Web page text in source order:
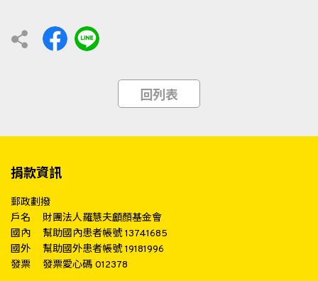
回列表
捐款資訊
郵政劃撥
戶名
財團法人羅慧夫顱顏基金會
國內
幫助國內患者帳號 13741685
國外
幫助國外患者帳號 19181996
發票
發票愛心碼 012378